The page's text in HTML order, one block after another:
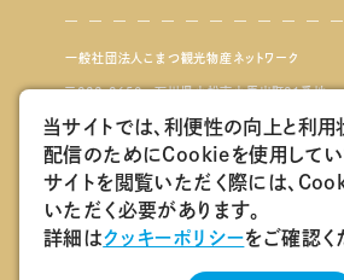
一般社団法人こまつ観光物産ネットワーク
〒923-8650 石川県小松市小馬出町91番地
こまつもんマルシ
会員ログインページ
当サイトでは、利便性の向上と利用
配信のためにCookieを使用してい
サイトを閲覧いただく際には、
いただく必要があります。
詳細はクッキーポリシーをご確認く